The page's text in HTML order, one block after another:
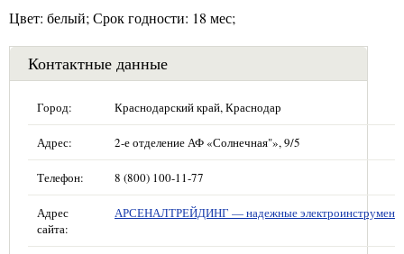
Цвет: белый; Срок годности: 18 мес;
Контактные данные
Город: Краснодарский край, Краснодар
Адрес: 2-е отделение АФ «Солнечная"», 9/5
Телефон: 8 (800) 100-11-77
Адрес
сайта:
АРСЕНАЛТРЕЙДИНГ — надежные